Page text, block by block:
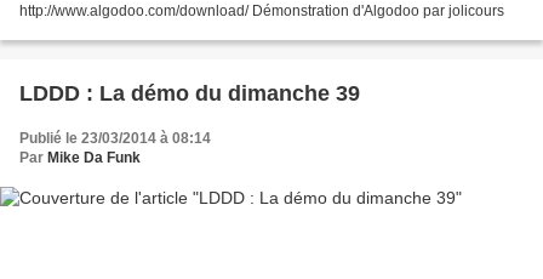
http://www.algodoo.com/download/ Démonstration d'Algodoo par jolicours
LDDD : La démo du dimanche 39
Publié le 23/03/2014 à 08:14
Par Mike Da Funk